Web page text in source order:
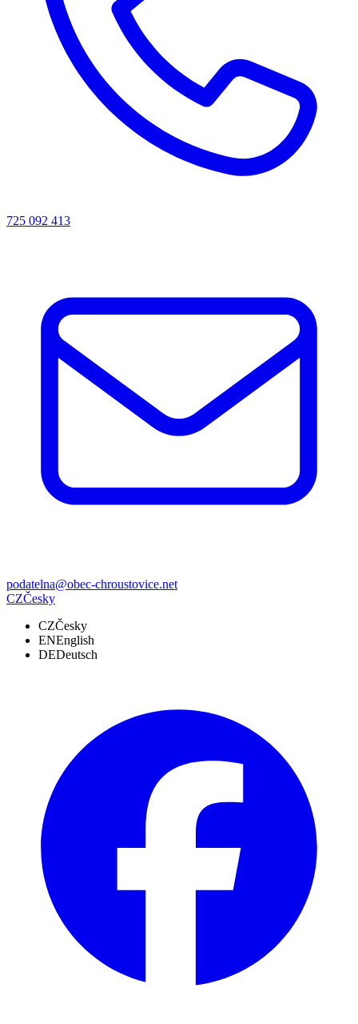
725 092 413
podatelna@obec-chroustovice.net
CZČesky
CZČesky
ENEnglish
DEDeutsch